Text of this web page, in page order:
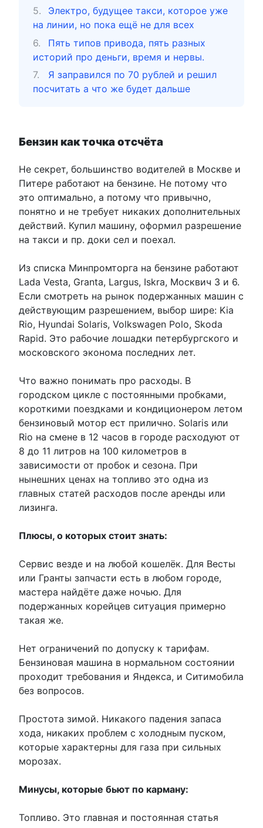
Электро, будущее такси, которое уже
на линии, но пока ещё не для всех
Пять типов привода, пять разных
историй про деньги, время и нервы.
Я заправился по 70 рублей и решил
посчитать а что же будет дальше
Бензин как точка отсчёта
Не секрет, большинство водителей в Москве и
Питере работают на бензине. Не потому что
это оптимально, а потому что привычно,
понятно и не требует никаких дополнительных
действий. Купил машину, оформил разрешение
на такси и пр. доки сел и поехал.
Из списка Минпромторга на бензине работают
Lada Vesta, Granta, Largus, Iskra, Москвич 3 и 6.
Если смотреть на рынок подержанных машин с
действующим разрешением, выбор шире: Kia
Rio, Hyundai Solaris, Volkswagen Polo, Skoda
Rapid. Это рабочие лошадки петербургского и
московского эконома последних лет.
Что важно понимать про расходы. В
городском цикле с постоянными пробками,
короткими поездками и кондиционером летом
бензиновый мотор ест прилично. Solaris или
Rio на смене в 12 часов в городе расходуют от
8 до 11 литров на 100 километров в
зависимости от пробок и сезона. При
нынешних ценах на топливо это одна из
главных статей расходов после аренды или
лизинга.
Плюсы, о которых стоит знать:
Сервис везде и на любой кошелёк. Для Весты
или Гранты запчасти есть в любом городе,
мастера найдёте даже ночью. Для
подержанных корейцев ситуация примерно
такая же.
Нет ограничений по допуску к тарифам.
Бензиновая машина в нормальном состоянии
проходит требования и Яндекса, и Ситимобила
без вопросов.
Простота зимой. Никакого падения запаса
хода, никаких проблем с холодным пуском,
которые характерны для газа при сильных
морозах.
Минусы, которые бьют по карману:
Топливо. Это главная и постоянная статья